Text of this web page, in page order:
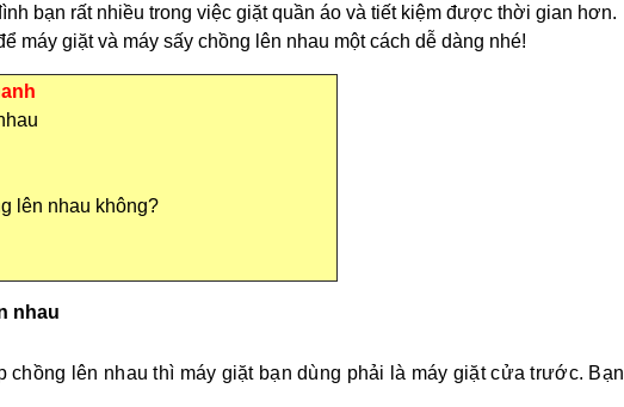
bạn rất nhiều trong việc giặt quần áo và tiết kiệm được thời gian hơn.
máy giặt và máy sấy chồng lên nhau một cách dễ dàng nhé!
lên nhau không?
nhau
chồng lên nhau thì máy giặt bạn dùng phải là máy giặt cửa trước. Bạn